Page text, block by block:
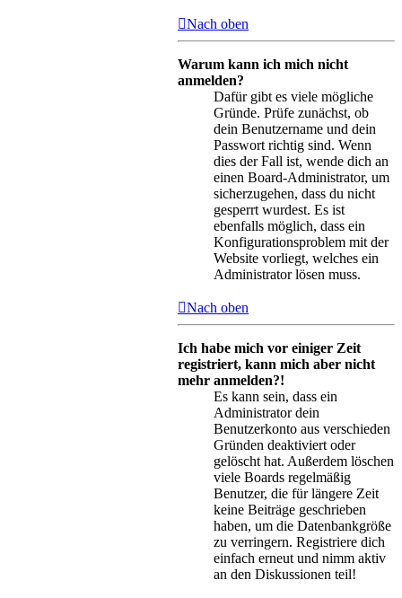
Nach oben
Warum kann ich mich nicht
anmelden?
Dafür gibt es viele mögliche
Gründe. Prüfe zunächst, ob
dein Benutzername und dein
Passwort richtig sind. Wenn
dies der Fall ist, wende dich an
einen Board-Administrator, um
sicherzugehen, dass du nicht
gesperrt wurdest. Es ist
ebenfalls möglich, dass ein
Konfigurationsproblem mit der
Website vorliegt, welches ein
Administrator lösen muss.
Nach oben
Ich habe mich vor einiger Zeit
registriert, kann mich aber nicht
mehr anmelden?!
Es kann sein, dass ein
Administrator dein
Benutzerkonto aus verschieden
Gründen deaktiviert oder
gelöscht hat. Außerdem löschen
viele Boards regelmäßig
Benutzer, die für längere Zeit
keine Beiträge geschrieben
haben, um die Datenbankgröße
zu verringern. Registriere dich
einfach erneut und nimm aktiv
an den Diskussionen teil!